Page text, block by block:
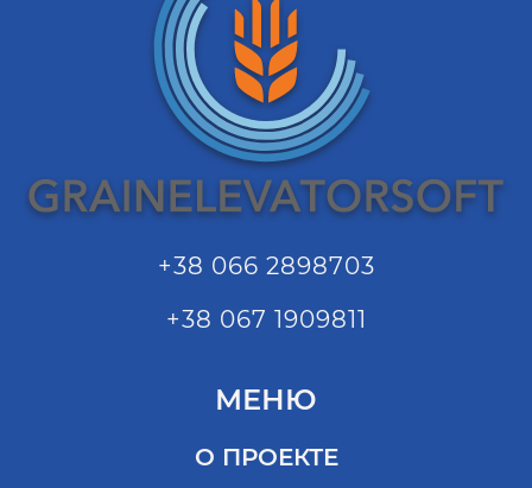
+38 066 2898703
+38 067 1909811
МЕНЮ
О ПРОЕКТЕ